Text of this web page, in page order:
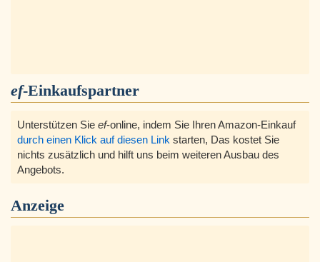
ef-Einkaufspartner
Unterstützen Sie ef-online, indem Sie Ihren Amazon-Einkauf
durch einen Klick auf diesen Link starten, Das kostet Sie
nichts zusätzlich und hilft uns beim weiteren Ausbau des
Angebots.
Anzeige